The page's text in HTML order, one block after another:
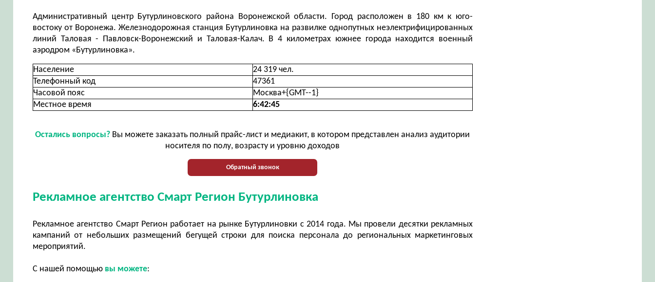
Административный центр Бутурлиновского района Воронежской области. Город расположен в 180 км к юго-
востоку от Воронежа. Железнодорожная станция Бутурлиновка на развилке однопутных неэлектрифицированных
линий Таловая - Павловск-Воронежский и Таловая-Калач. В 4 километрах южнее города находится военный
аэродром «Бутурлиновка».
Население
24 319 чел.
Телефонный код
47361
Часовой пояс
Москва+{GMT--1}
Местное время
6:42:46
Остались вопросы? Вы можете заказать полный прайс-лист и медиакит, в котором представлен анализ аудитории
носителя по полу, возрасту и уровню доходов
Обратный звонок
Рекламное агентство Смарт Регион Бутурлиновка
Рекламное агентство Смарт Регион работает на рынке Бутурлиновки с 2014 года. Мы провели десятки рекламных
кампаний от небольших размещений бегущей строки для поиска персонала до региональных маркетинговых
мероприятий.
С нашей помощью вы можете: